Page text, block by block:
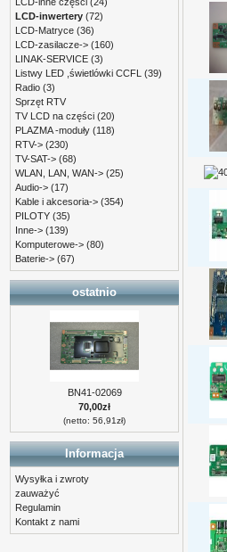
LCD-inwertery (72)
LCD-Matryce (36)
LCD-zasilacze-> (160)
LINAK-SERVICE (3)
Listwy LED ,świetlówki CCFL
(39)
Radio (3)
Sprzęt RTV
TV LCD na części (20)
PLAZMA -moduły (118)
RTV-> (230)
TV-SAT-> (68)
WLAN, LAN, WAN-> (25)
Audio-> (17)
Kable i akcesoria-> (354)
PILOTY (35)
Inne-> (139)
Komputerowe-> (80)
Baterie-> (67)
ostatnio
BN41-02069
70,00zł
(netto: 56,91zł)
Informacja
Wysyłka i zwroty
zauważyć
Regulamin
Kontakt z nami